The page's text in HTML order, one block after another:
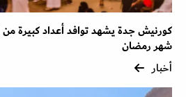
كورنيش جدة يشهد توافد أعداد كبيرة من
شهر رمضان
أخبار